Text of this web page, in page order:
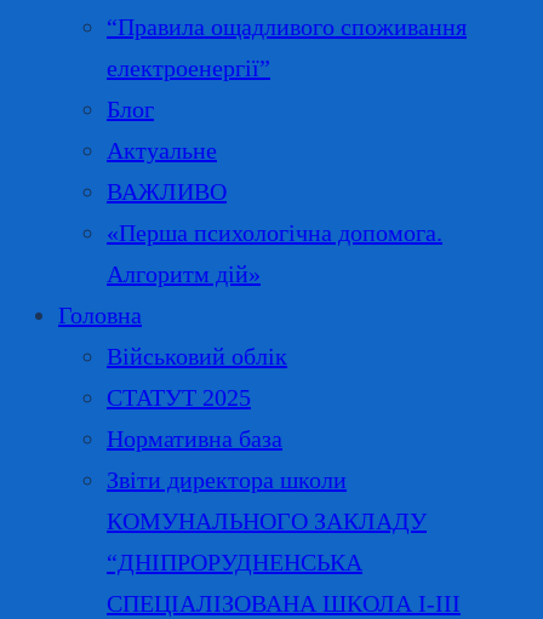
“Правила ощадливого споживання
електроенергії”
Блог
Актуальне
ВАЖЛИВО
«Перша психологічна допомога.
Алгоритм дій»
Головна
Військовий облік
СТАТУТ 2025
Нормативна база
Звіти директора школи
КОМУНАЛЬНОГО ЗАКЛАДУ
“ДНІПРОРУДНЕНСЬКА
СПЕЦІАЛІЗОВАНА ШКОЛА І-ІІІ